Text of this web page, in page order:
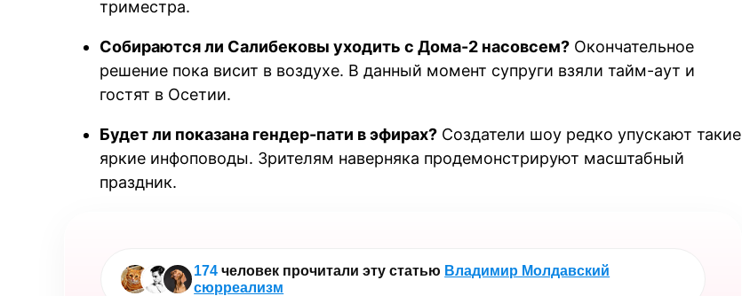
триместра.
Собираются ли Салибековы уходить с Дома-2 насовсем? Окончательное
решение пока висит в воздухе. В данный момент супруги взяли тайм-аут и
гостят в Осетии.
Будет ли показана гендер-пати в эфирах? Создатели шоу редко упускают такие
яркие инфоповоды. Зрителям наверняка продемонстрируют масштабный
праздник.
174 человек прочитали эту статью Владимир Молдавский
сюрреализм